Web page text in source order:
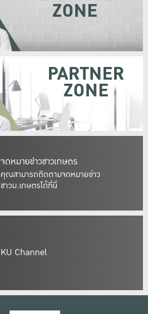
จดหมายข่าวชาวเกษตร
คุณสามารถติดตามจดหมายข่าว
ชาวม.เกษตรได้ที่นี่
ZONE
PARTNER
ZONE
KU Channel